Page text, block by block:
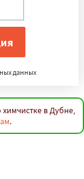
данных
в Дубне,
.